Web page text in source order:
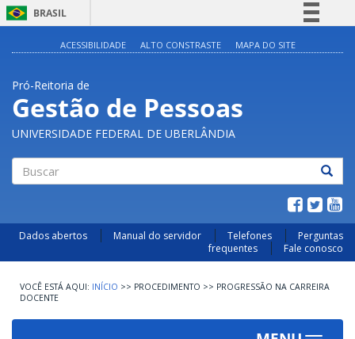
BRASIL
Acesso à informação
Legislação
Canais
ACESSIBILIDADE ALTO CONSTRASTE MAPA DO SITE
Pró-Reitoria de
Gestão de Pessoas
UNIVERSIDADE FEDERAL DE UBERLÂNDIA
Dados abertos Manual do servidor Telefones
Perguntas
frequentes
Fale conosco
INÍCIO >> PROCEDIMENTO >> PROGRESSÃO NA CARREIRA
DOCENTE